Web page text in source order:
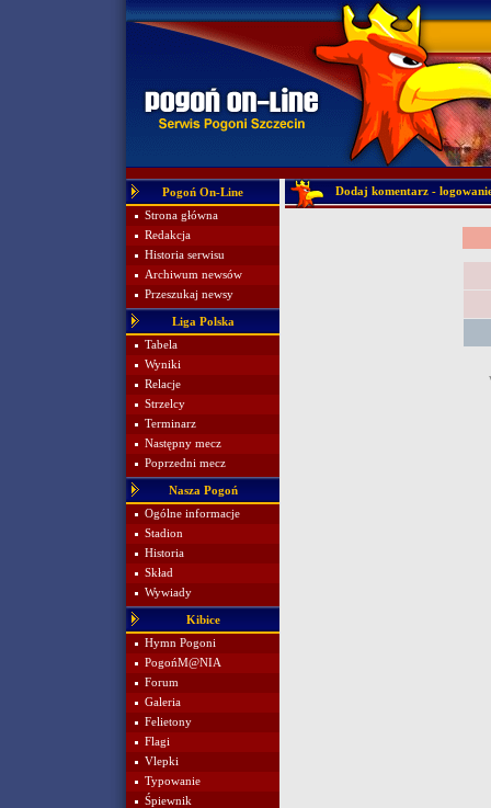
Pogoń On-Line
Strona główna
Redakcja
Historia serwisu
Archiwum newsów
Przeszukaj newsy
Liga Polska
Tabela
Wyniki
Relacje
Strzelcy
Terminarz
Następny mecz
Poprzedni mecz
Nasza Pogoń
Ogólne informacje
Stadion
Historia
Skład
Wywiady
Kibice
Hymn Pogoni
PogońM@NIA
Forum
Galeria
Felietony
Flagi
Vlepki
Typowanie
Śpiewnik
Dodaj komentarz -